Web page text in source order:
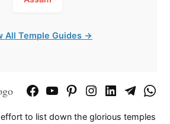
All Temple Guides →
FacebookYouTubePinterestInstagram
LinkedInTelegram
effort to list down the glorious temples